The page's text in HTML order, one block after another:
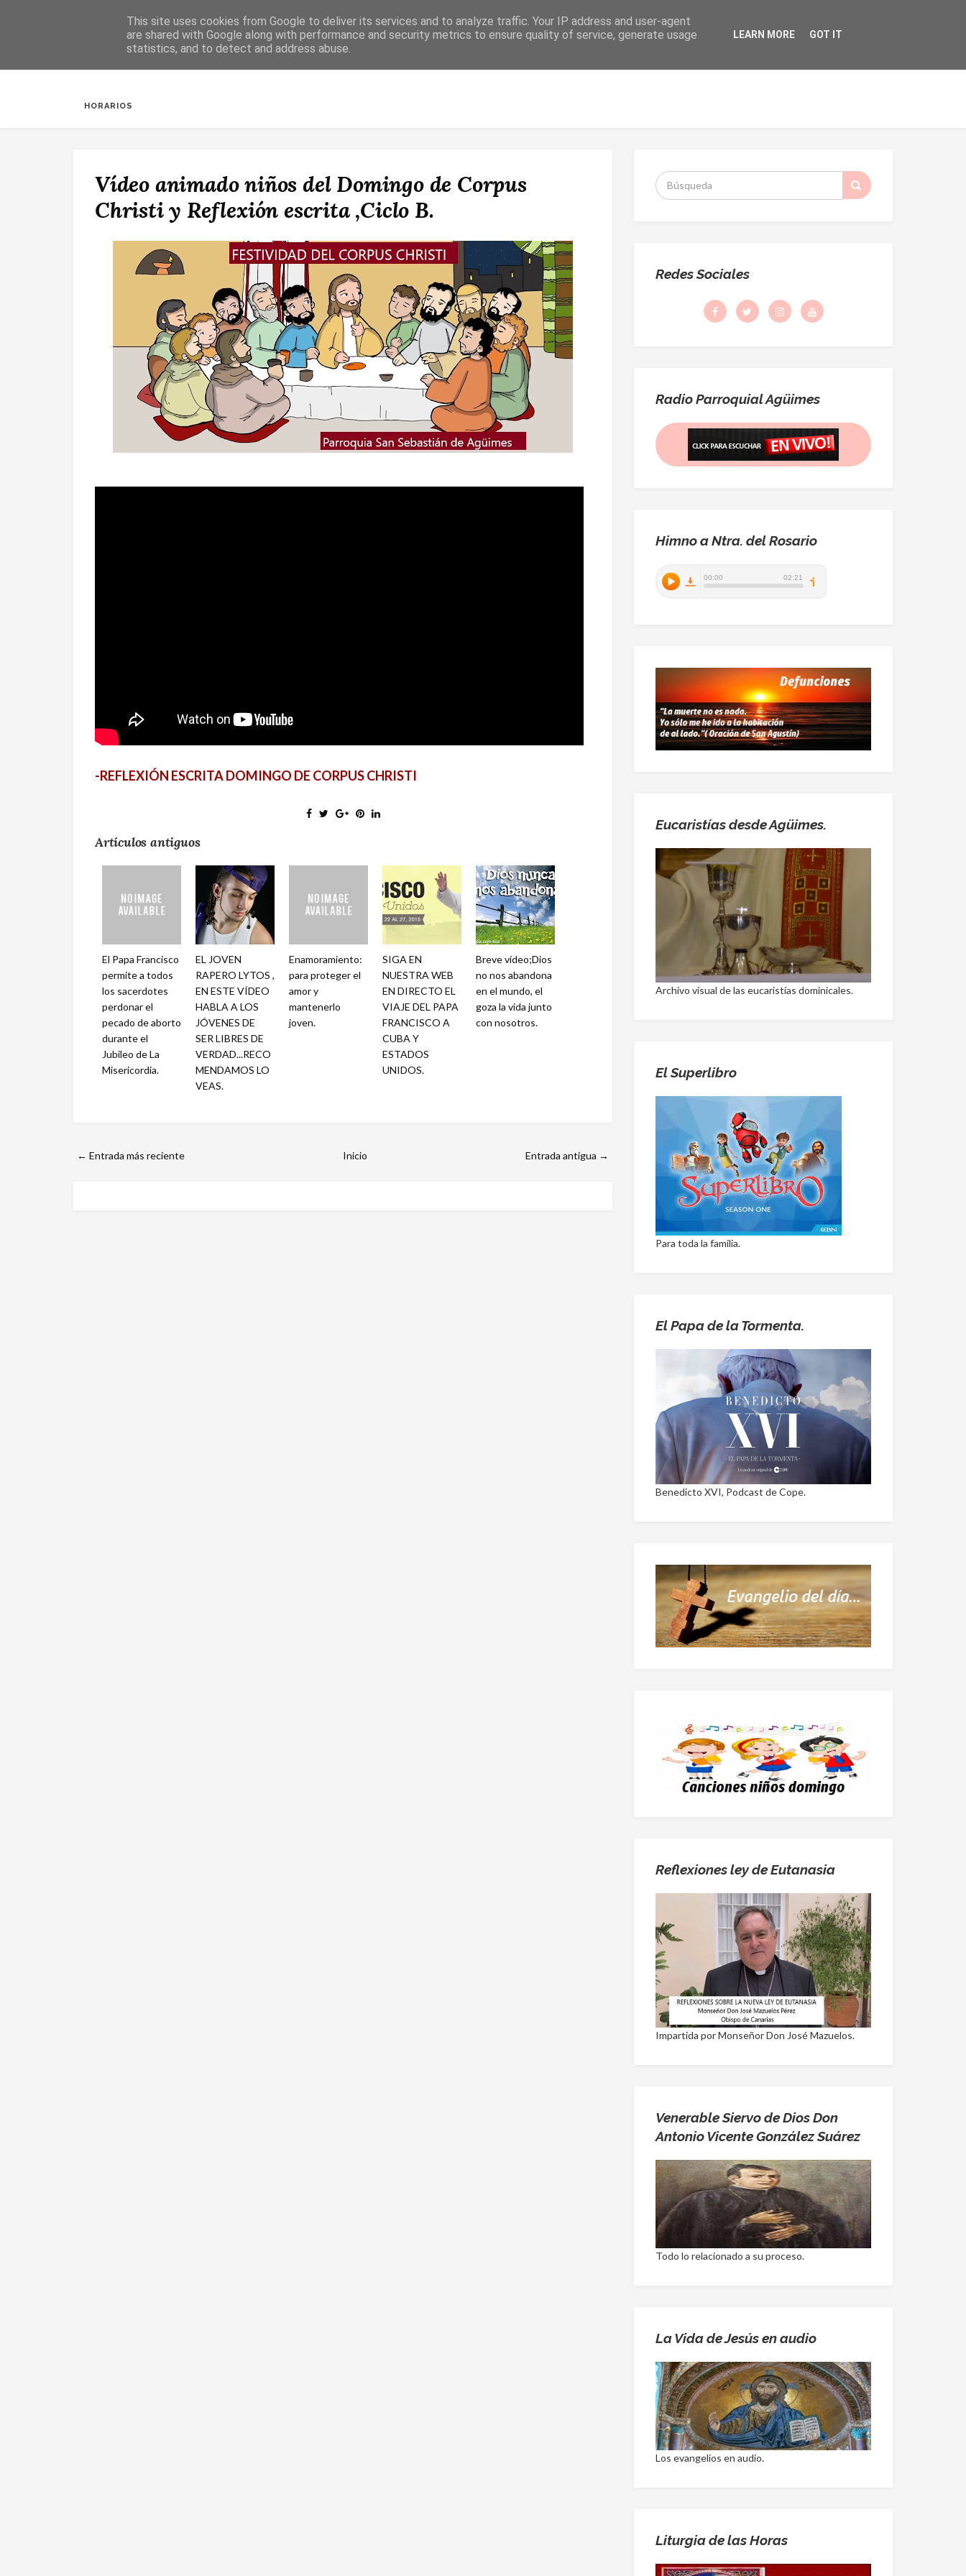
HORARIOS
Vídeo animado niños del Domingo de Corpus
Christi y Reflexión escrita ,Ciclo B.
-REFLEXIÓN ESCRITA DOMINGO DE CORPUS CHRISTI
Artículos antiguos
El Papa Francisco
permite a todos
los sacerdotes
perdonar el
pecado de aborto
durante el
Jubileo de La
Misericordia.
EL JOVEN
RAPERO LYTOS ,
EN ESTE VÍDEO
HABLA A LOS
JÓVENES DE
SER LIBRES DE
VERDAD...RECO
MENDAMOS LO
VEAS.
Enamoramiento:
para proteger el
amor y
mantenerlo
joven.
SIGA EN
NUESTRA WEB
EN DIRECTO EL
VIAJE DEL PAPA
FRANCISCO A
CUBA Y
ESTADOS
UNIDOS.
Breve vídeo;Dios
no nos abandona
en el mundo, el
goza la vida junto
con nosotros.
← Entrada más reciente Entrada antigua →
Inicio
S
:
Redes Sociales
Radio Parroquial Agüimes
Himno a Ntra. del Rosario
Eucaristías desde Agüimes.
Archivo visual de las eucaristías dominicales.
El Superlibro
Para toda la familia.
El Papa de la Tormenta.
Benedicto XVI, Podcast de Cope.
Reflexiones ley de Eutanasia
Impartida por Monseñor Don José Mazuelos.
Venerable Siervo de Dios Don
Antonio Vicente González Suárez
Todo lo relacionado a su proceso.
La Vida de Jesús en audio
Los evangelios en audio.
Liturgia de las Horas
This site uses cookies from Google to deliver its services and to analyze traffic. Your IP address and user-agent
are shared with Google along with performance and security metrics to ensure quality of service, generate usage
statistics, and to detect and address abuse.
LEARN MORE GOT IT